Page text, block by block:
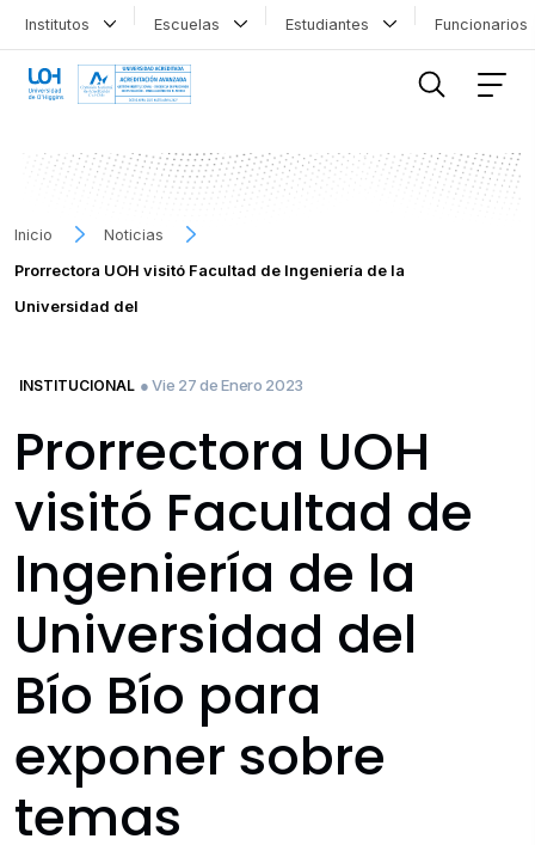
Institutos Escuelas Estudiantes
Inicio
Noticias
Prorrectora UOH visitó Facultad de Ingeniería de la
Universidad del
INSTITUCIONAL ● Vie 27 de Enero 2023
Prorrectora UOH
visitó Facultad de
Ingeniería de la
Universidad del
Bío Bío para
exponer sobre
temas